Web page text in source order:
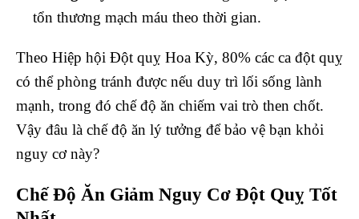
tổn thương mạch máu theo thời gian.
Theo Hiệp hội Đột quỵ Hoa Kỳ, 80% các ca đột quỵ
có thể phòng tránh được nếu duy trì lối sống lành
mạnh, trong đó chế độ ăn chiếm vai trò then chốt.
Vậy đâu là chế độ ăn lý tưởng để bảo vệ bạn khỏi
nguy cơ này?
Chế Độ Ăn Giảm Nguy Cơ Đột Quỵ Tốt